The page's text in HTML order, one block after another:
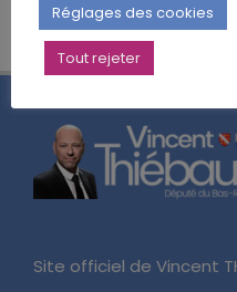
Site officiel de Vincent
Réglages des cookies
Tout rejeter